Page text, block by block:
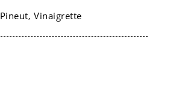
Pineut,Vinaigrette